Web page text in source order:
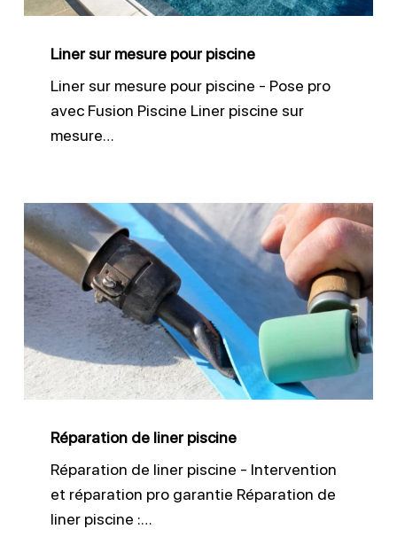
Liner sur mesure pour piscine
Liner sur mesure pour piscine - Pose pro
avec Fusion Piscine Liner piscine sur
mesure…
Réparation
de
liner
piscine
Réparation de liner piscine
Réparation de liner piscine - Intervention
et réparation pro garantie Réparation de
liner piscine :…